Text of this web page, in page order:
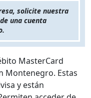
solicite nuestra
una cuenta
MasterCard
Montenegro. Estas
y están